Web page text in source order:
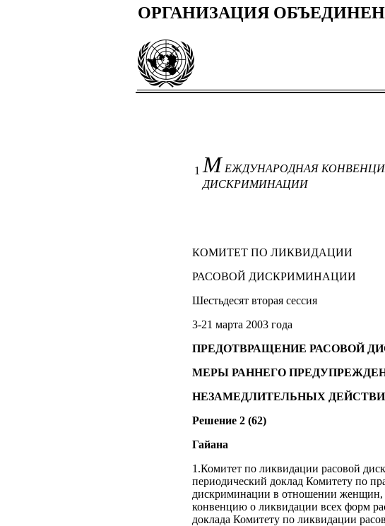
ОРГАНИЗАЦИЯ
1 М ЕЖДУНАРОДНАЯ
ДИСКРИМИНАЦИИ
КОМИТЕТ ПО ЛИКВИДАЦИИ
РАСОВОЙ ДИСКРИМИНАЦИИ
Шестьдесят вторая сессия
3-21 марта 2003 года
ПРЕДОТВРАЩЕНИЕ РАСОВОЙ
МЕРЫ РАННЕГО
НЕЗАМЕДЛИТЕЛЬНЫХ
Решение 2 (62)
Гайана
1.Комитет по ликвидации расовой
периодический доклад Комитету по
дискриминации в отношении женщин,
конвенцию о ликвидации всех форм
доклада Комитету по ликвидации